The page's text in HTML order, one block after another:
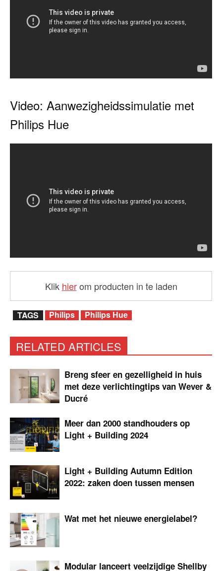
Video: Aanwezigheidssimulatie met
Philips Hue
Klik hierom producten in te laden
TAGS Philips Philips Hue
RELATED ARTICLES
Breng sfeer en gezelligheid in huis
met deze verlichtingtips van Wever &
Ducré
Meer dan 2000 standhouders op
Light + Building 2024
Light + Building Autumn Edition
2022: zaken doen tussen mensen
Wat met het nieuwe energielabel?
Modular lanceert veelzijdige Shellby